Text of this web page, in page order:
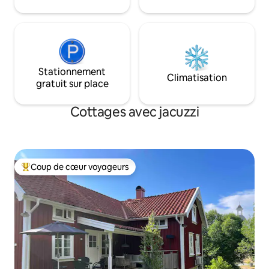
Construction du patio en juillet, mais
les lieux d'intérêt
Stationnement
gratuit sur place
Climatisation
Cottages avec jacuzzi
Coups de cœur voyageurs les plus appréciés
Coup de cœur voyageurs